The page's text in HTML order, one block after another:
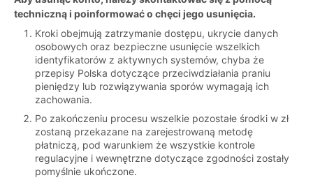
techniczną i poinformować o chęci jego usunięcia.
Kroki obejmują zatrzymanie dostępu, ukrycie danych
osobowych oraz bezpieczne usunięcie wszelkich
identyfikatorów z aktywnych systemów, chyba że
przepisy Polska dotyczące przeciwdziałania praniu
pieniędzy lub rozwiązywania sporów wymagają ich
zachowania.
Po zakończeniu procesu wszelkie pozostałe środki w zł
zostaną przekazane na zarejestrowaną metodę
płatniczą, pod warunkiem że wszystkie kontrole
regulacyjne i wewnętrzne dotyczące zgodności zostały
pomyślnie ukończone.